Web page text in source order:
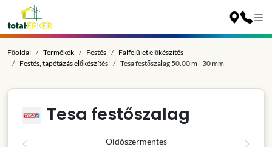
Főoldal Termékek Festés
Falfelület előkészítés
Festés, tapétázás előkészítés
Tesa festőszalag 50.00 m - 30 mm
Tesa festőszalag
Oldószermentes